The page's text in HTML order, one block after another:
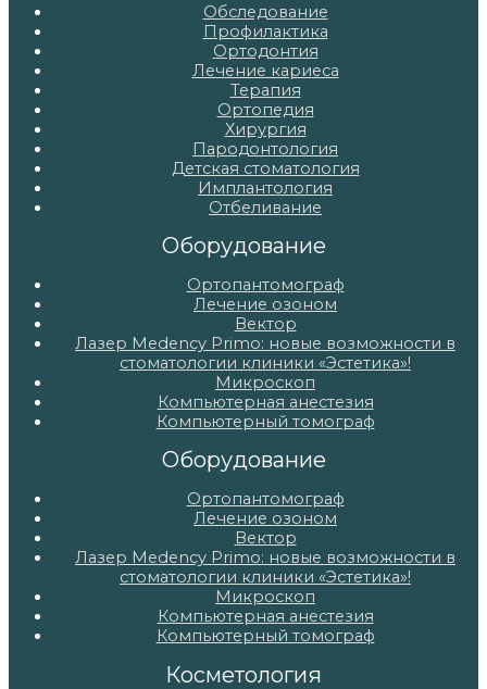
Обследование
Профилактика
Ортодонтия
Лечение кариеса
Терапия
Ортопедия
Хирургия
Пародонтология
Детская стоматология
Имплантология
Отбеливание
Оборудование
Ортопантомограф
Лечение озоном
Вектор
Лазер Medency Primo: новые возможности в
стоматологии клиники «Эстетика»!
Микроскоп
Компьютерная анестезия
Компьютерный томограф
Оборудование
Ортопантомограф
Лечение озоном
Вектор
Лазер Medency Primo: новые возможности в
стоматологии клиники «Эстетика»!
Микроскоп
Компьютерная анестезия
Компьютерный томограф
Косметология